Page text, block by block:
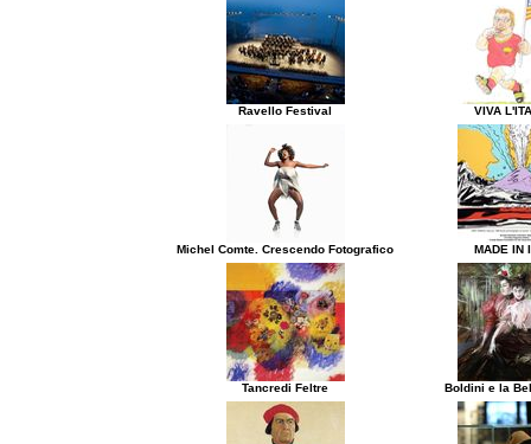
Ravello Festival VIVA
Michel Comte. Crescendo Fotografico MADE IN
Tancredi Feltre Boldini e la